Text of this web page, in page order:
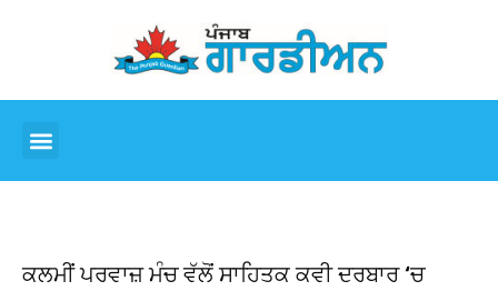
ਕਲਮੀਂ ਪਰਵਾਜ਼ ਮੰਚ ਵੱਲੋਂ ਸਾਹਿਤਕ ਕਵੀ ਦਰਬਾਰ ‘ਚ